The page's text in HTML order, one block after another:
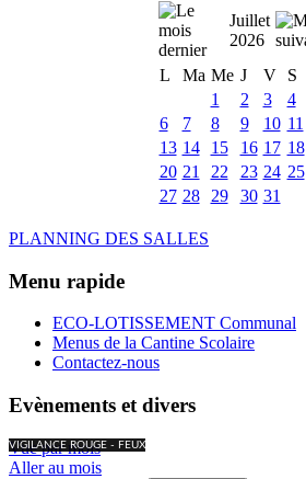
Juillet
2026
L
Ma Me J V S
1
2 3 4
6
7 8 9 10 11
13 14 15 16 17 18
20 21 22 23 24 25
27 28 29 30 31
PLANNING DES SALLES
Menu rapide
ECO-LOTISSEMENT Communal
Menus de la Cantine Scolaire
Contactez-nous
Evènements et divers
VIGILANCE ROUGE - FEUX
Vue par mois
Aller au mois